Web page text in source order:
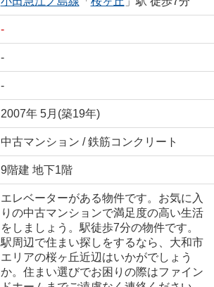
-
-
-
2007年 5月(築19年)
中古マンション / 鉄筋コンクリート
9階建 地下1階
エレベーターがある物件です。お気に入
りの中古マンションで満足度の高い生活
をしましょう。駅徒歩7分の物件です。
駅周辺で住まい探しをするなら、大和市
エリアの桜ヶ丘近辺はいかがでしょう
か。住まい選びでお困りの際はファイン